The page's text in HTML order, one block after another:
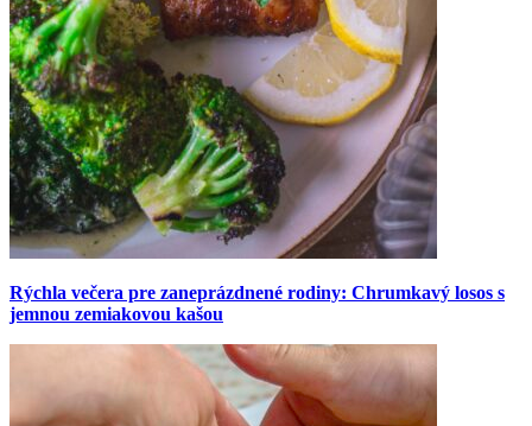
Rýchla večera pre zaneprázdnené rodiny: Chrumkavý losos s
jemnou zemiakovou kašou